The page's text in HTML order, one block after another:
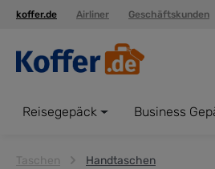
Zur Hauptnavigation
koffer.de Airliner Geschäftskunden
Reisegepäck Business
Taschen Handtaschen